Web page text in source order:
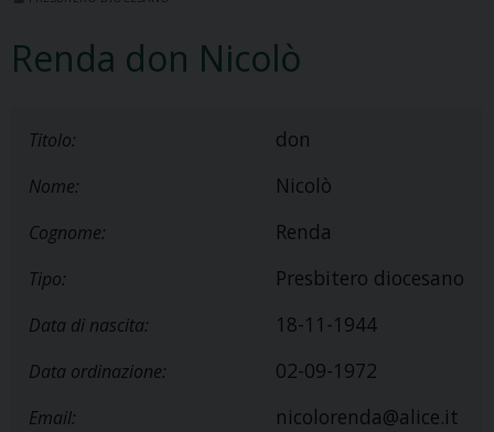
Renda don Nicolò
Titolo: don
Nome: Nicolò
Cognome: Renda
Tipo: Presbitero diocesano
Data di nascita: 18-11-1944
Data ordinazione: 02-09-1972
Email: nicolorenda@alice.it